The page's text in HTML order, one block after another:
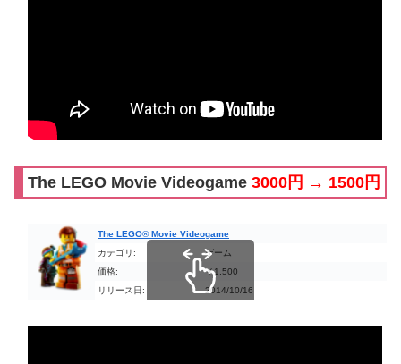
The LEGO Movie Videogame 3000円 → 1500円
The LEGO® Movie Videogame
カテゴリ:
ゲーム
価格:
￥1,500
リリース日:
2014/10/16